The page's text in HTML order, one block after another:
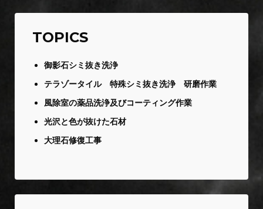
TOPICS
御影石シミ抜き洗浄
テラゾータイル 特殊シミ抜き洗浄 研磨作業
風除室の薬品洗浄及びコーティング作業
光沢と色が抜けた石材
大理石修復工事